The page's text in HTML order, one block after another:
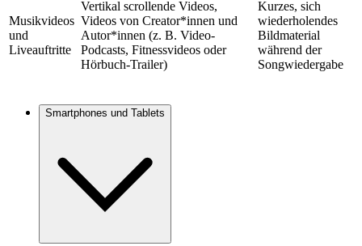
Musikvideos
und
Liveauftritte
Vertikal scrollende Videos,
Videos von Creator*innen und
Autor*innen (z. B. Video-
Podcasts, Fitnessvideos oder
Hörbuch-Trailer)
Kurzes, sich
wiederholendes
Bildmaterial
während der
Songwiedergabe
Smartphones und Tablets